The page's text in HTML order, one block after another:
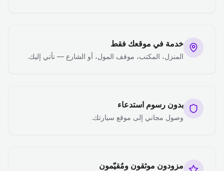
خدمة في موقعك فقط
المنزل، المكتب، موقف المول، أو الشارع — نأتي إليك.
بدون رسوم استدعاء
وصول مجاني إلى موقع سيارتك.
مزودون موثقون ومُقيّمون